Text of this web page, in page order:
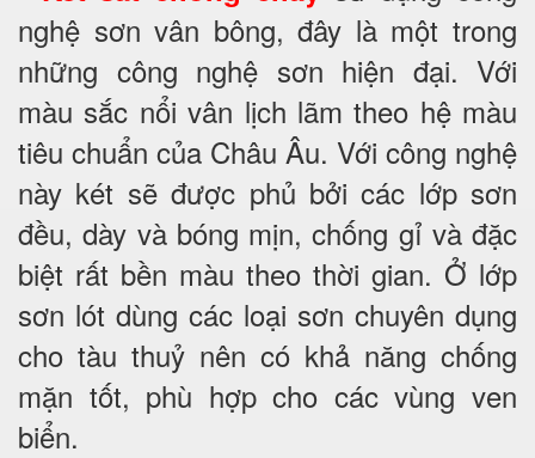
nghệ sơn vân bông, đây là một trong
những công nghệ sơn hiện đại. Với
màu sắc nổi vân lịch lãm theo hệ màu
tiêu chuẩn của Châu Âu. Với công nghệ
này két sẽ được phủ bởi các lớp sơn
đều, dày và bóng mịn, chống gỉ và đặc
biệt rất bền màu theo thời gian. Ở lớp
sơn lót dùng các loại sơn chuyên dụng
cho tàu thuỷ nên có khả năng chống
mặn tốt, phù hợp cho các vùng ven
biển.